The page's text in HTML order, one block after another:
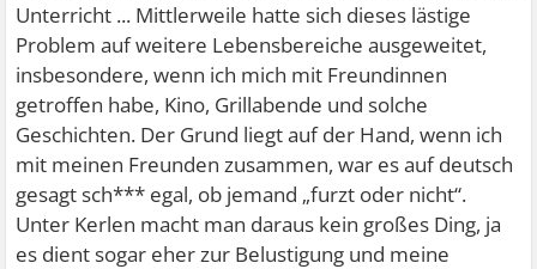
Unterricht ... Mittlerweile hatte sich dieses lästige
Problem auf weitere Lebensbereiche ausgeweitet,
insbesondere, wenn ich mich mit Freundinnen
getroffen habe, Kino, Grillabende und solche
Geschichten. Der Grund liegt auf der Hand, wenn ich
mit meinen Freunden zusammen, war es auf deutsch
gesagt sch*** egal, ob jemand „furzt oder nicht“.
Unter Kerlen macht man daraus kein großes Ding, ja
es dient sogar eher zur Belustigung und meine